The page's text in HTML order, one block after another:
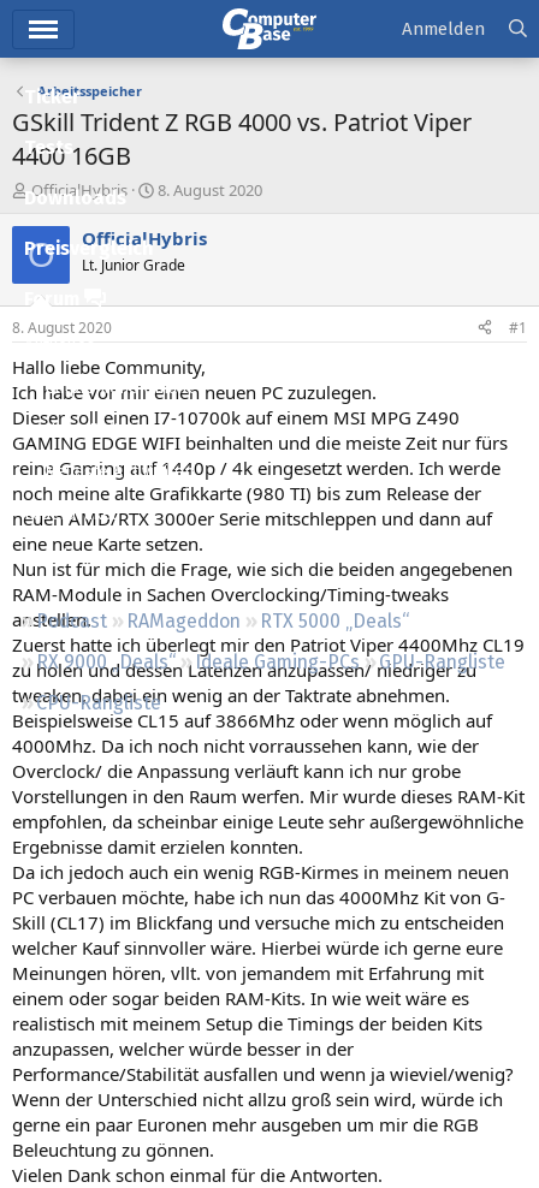
Ticker
Tests
Downloads
Preisvergleich
Forum
Aktuelles
Empfohlene Inhalte
Neue Beiträge
Neueste Aktivitäten
Leserartikel
Regeln
Podcast RAMageddon
RTX 5000 „Deals“
RX 9000 „Deals“
Ideale Gaming-PCs
GPU-Rangliste
CPU-Rangliste
Anmelden
Arbeitsspeicher
GSkill Trident Z RGB 4000 vs. Patriot Viper
4400 16GB
E
r
s
t
l
e
r
OfficialHybris
E
s
t
e
t
a
m
8. August 2020
O OfficialHybris
Lt. Junior Grade
8. August 2020 #1
Hallo liebe Community,
Ich habe vor mir einen neuen PC zuzulegen.
Dieser soll einen I7-10700k auf einem MSI MPG Z490
GAMING EDGE WIFI beinhalten und die meiste Zeit nur fürs
reine Gaming auf 1440p / 4k eingesetzt werden. Ich werde
noch meine alte Grafikkarte (980 TI) bis zum Release der
neuen AMD/RTX 3000er Serie mitschleppen und dann auf
eine neue Karte setzen.
Nun ist für mich die Frage, wie sich die beiden angegebenen
RAM-Module in Sachen Overclocking/Timing-tweaks
anstellen.
Zuerst hatte ich überlegt mir den Patriot Viper 4400Mhz CL19
zu holen und dessen Latenzen anzupassen/ niedriger zu
tweaken, dabei ein wenig an der Taktrate abnehmen.
Beispielsweise CL15 auf 3866Mhz oder wenn möglich auf
4000Mhz. Da ich noch nicht vorraussehen kann, wie der
Overclock/ die Anpassung verläuft kann ich nur grobe
Vorstellungen in den Raum werfen. Mir wurde dieses RAM-Kit
empfohlen, da scheinbar einige Leute sehr außergewöhnliche
Ergebnisse damit erzielen konnten.
Da ich jedoch auch ein wenig RGB-Kirmes in meinem neuen
PC verbauen möchte, habe ich nun das 4000Mhz Kit von G-
Skill (CL17) im Blickfang und versuche mich zu entscheiden
welcher Kauf sinnvoller wäre. Hierbei würde ich gerne eure
Meinungen hören, vllt. von jemandem mit Erfahrung mit
einem oder sogar beiden RAM-Kits. In wie weit wäre es
realistisch mit meinem Setup die Timings der beiden Kits
anzupassen, welcher würde besser in der
Performance/Stabilität ausfallen und wenn ja wieviel/wenig?
Wenn der Unterschied nicht allzu groß sein wird, würde ich
gerne ein paar Euronen mehr ausgeben um mir die RGB
Beleuchtung zu gönnen.
Vielen Dank schon einmal für die Antworten.